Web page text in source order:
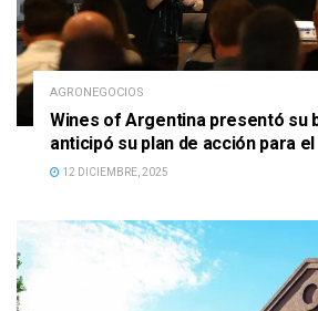
AGRONEGOCIOS
Wines of Argentina presentó su
anticipó su plan de acción para el
12 DICIEMBRE, 2025